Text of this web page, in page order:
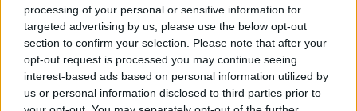
processing of your personal or sensitive information for
targeted advertising by us, please use the below opt-out
section to confirm your selection. Please note that after your
opt-out request is processed you may continue seeing
interest-based ads based on personal information utilized by
us or personal information disclosed to third parties prior to